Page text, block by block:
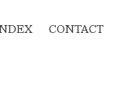
CONTACT